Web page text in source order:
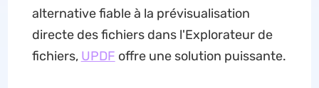
alternative fiable à la prévisualisation
directe des fichiers dans l'Explorateur de
fichiers, UPDF offre une solution puissante.